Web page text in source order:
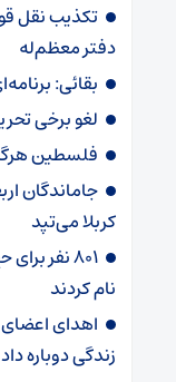
تکذیب نقل
دفتر معظم‌له
بقائی:
لغو برخی
فلسطین
جاماندگان
کربلا می‌تپد
نام کردند
زندگی دوباره داد